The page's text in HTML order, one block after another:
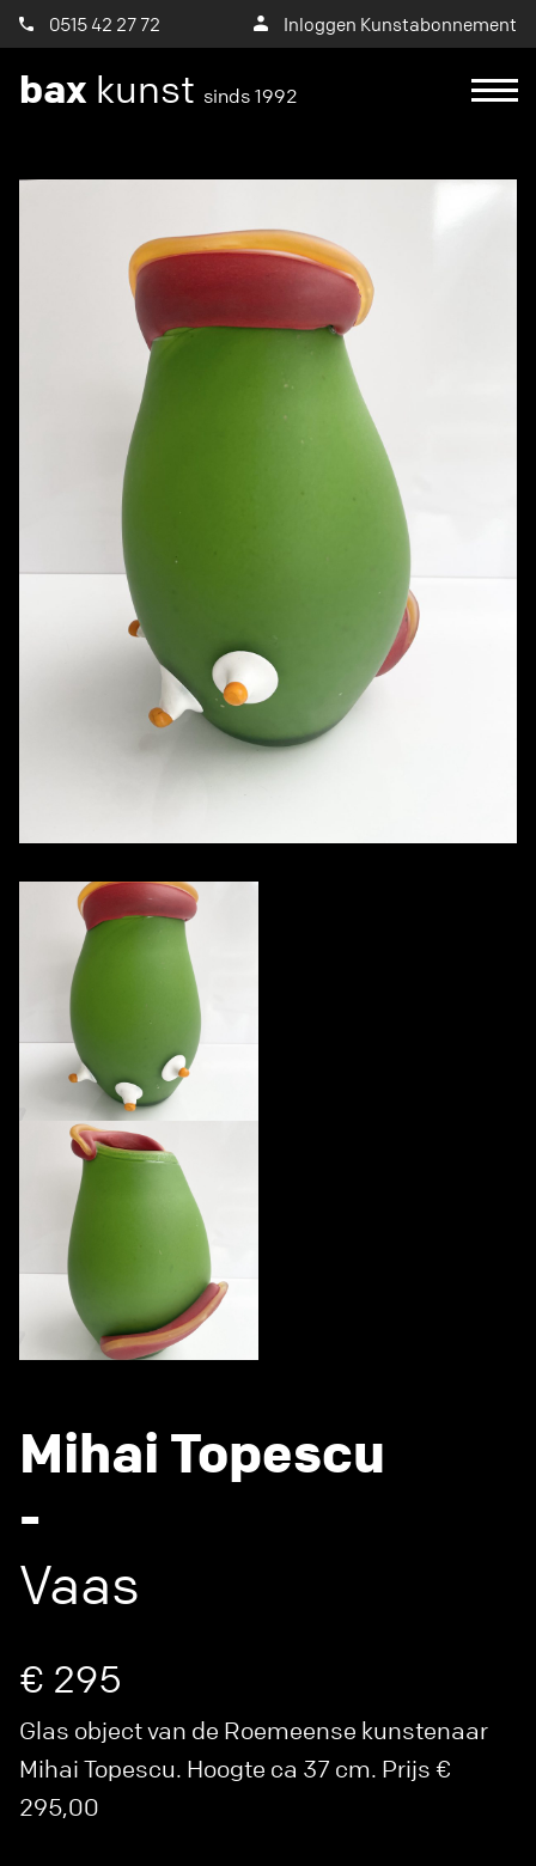
0515 42 27 72 Inloggen Kunstabonnement
bax kunst sinds 1992
Mihai Topescu
-
Vaas
€ 295
Glas object van de Roemeense kunstenaar
Mihai Topescu. Hoogte ca 37 cm. Prijs €
295,00